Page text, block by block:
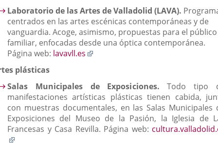
una
aplicación
externa.
Laboratorio de las Artes de Valladolid (LAVA).
centrados en las artes escénicas contemporáneas y de
vanguardia. Acoge, asimismo, propuestas para el público
familiar, enfocadas desde una óptica contemporánea.
Página web: lavavll.es
aplicación
externa.
plásticas
Salas Municipales de Exposiciones. Todo tipo
manifestaciones artísticas plásticas tienen cabida,
con muestras documentales, en las Salas Municipales
Exposiciones del Museo de la Pasión, la Iglesia de
Francesas y Casa Revilla. Página web: